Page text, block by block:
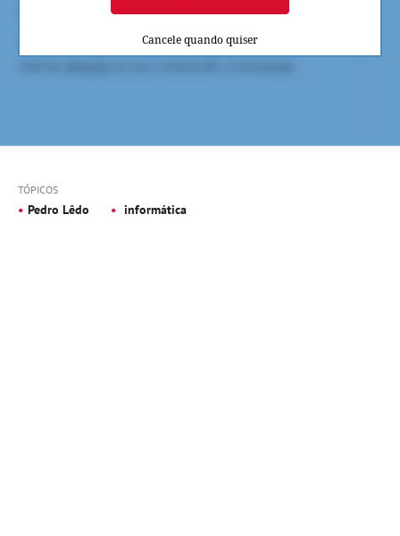
Cancele quando quiser
TÓPICOS
Pedro Lêdo informática